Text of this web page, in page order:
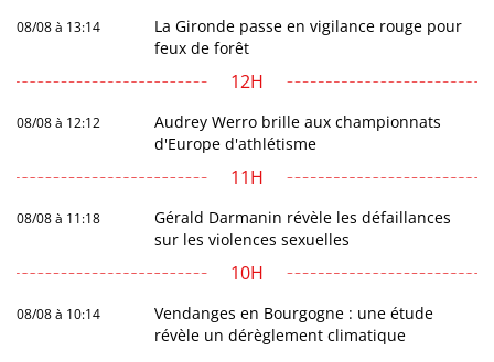
08/08 à 13:14
La Gironde passe en vigilance rouge pour
feux de forêt
12H
08/08 à 12:12
Audrey Werro brille aux championnats
d'Europe d'athlétisme
11H
08/08 à 11:18
Gérald Darmanin révèle les défaillances
sur les violences sexuelles
10H
08/08 à 10:14
Vendanges en Bourgogne : une étude
révèle un dérèglement climatique